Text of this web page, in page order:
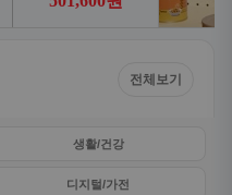
전체보기
생활/건강
디지털/가전